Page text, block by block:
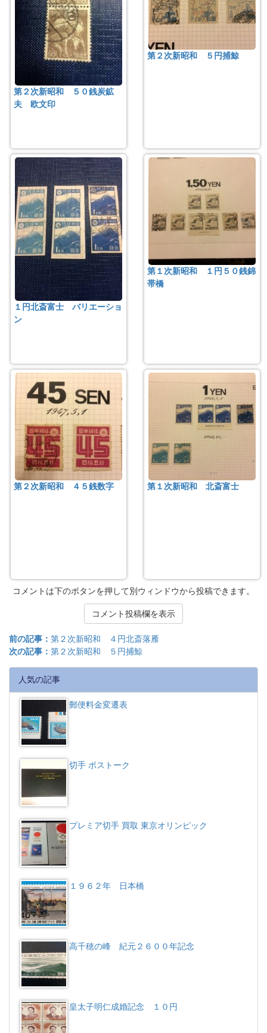
第２次新昭和 ５０銭炭鉱
夫 欧文印
第２次新昭和 ５円捕鯨
１円北斎富士 バリエーショ
ン
第１次新昭和 １円５０銭錦
帯橋
第２次新昭和 ４５銭数字 第１次新昭和 北斎富士
コメントは下のボタンを押して別ウィンドウから投稿できます。
コメント投稿欄を表示
前の記事： 第２次新昭和 ４円北斎落雁
次の記事： 第２次新昭和 ５円捕鯨
人気の記事
郵便料金変遷表
切手 ボストーク
プレミア切手 買取 東京オリンピック
１９６２年 日本橋
高千穂の峰 紀元２６００年記念
皇太子明仁成婚記念 １０円